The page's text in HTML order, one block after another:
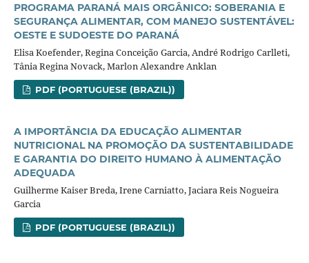
PROGRAMA PARANÁ MAIS ORGÂNICO: SOBERANIA E
SEGURANÇA ALIMENTAR, COM MANEJO SUSTENTÁVEL:
OESTE E SUDOESTE DO PARANÁ
Elisa Koefender, Regina Conceição Garcia, André Rodrigo Carlleti,
Tânia Regina Novack, Marlon Alexandre Anklan
PDF (PORTUGUESE (BRAZIL))
A IMPORTÂNCIA DA EDUCAÇÃO ALIMENTAR
NUTRICIONAL NA PROMOÇÃO DA SUSTENTABILIDADE
E GARANTIA DO DIREITO HUMANO À ALIMENTAÇÃO
ADEQUADA
Guilherme Kaiser Breda, Irene Carniatto, Jaciara Reis Nogueira
Garcia
PDF (PORTUGUESE (BRAZIL))